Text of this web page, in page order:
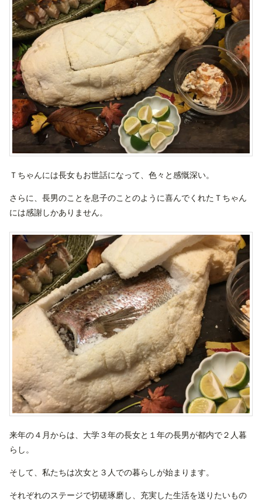
Ｔちゃんには長女もお世話になって、色々と感慨深い。
さらに、長男のことを息子のことのように喜んでくれたＴちゃん
には感謝しかありません。
来年の４月からは、大学３年の長女と１年の長男が都内で２人暮
らし。
そして、私たちは次女と３人での暮らしが始まります。
それぞれのステージで切磋琢磨し、充実した生活を送りたいもの